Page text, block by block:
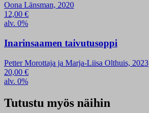
Oona Länsman, 2020
12,00 €
alv. 0%
Inarinsaamen taivutusoppi
Petter Morottaja ja Marja-Liisa Olthuis, 2023
20,00 €
alv. 0%
Tutustu myös näihin